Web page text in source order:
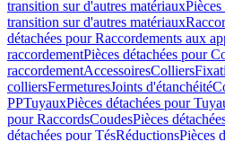
transition sur d'autres matériaux
transition sur d'autres matériaux
détachées pour Raccordements aux
raccordementPièces détachées pour
raccordementAccessoiresColliers
colliersFermeturesJoints d'étanchéité
PPTuyauxPièces détachées pour
pour RaccordsCoudesPièces
détachées pour TésRéductionsPièces